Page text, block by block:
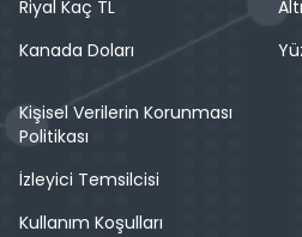
Riyal Kaç TL
Kanada Doları
Kişisel Verilerin Korunması
Politikası
İzleyici Temsilcisi
Kullanım Koşulları